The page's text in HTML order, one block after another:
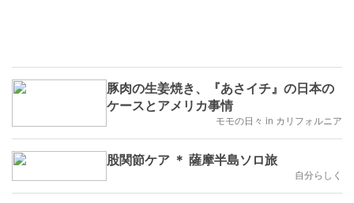
豚肉の生姜焼き、『あさイチ』の日本の
ケースとアメリカ事情
モモの日々 in カリフォルニア
股関節ケア ＊ 薩摩半島ソロ旅
自分らしく